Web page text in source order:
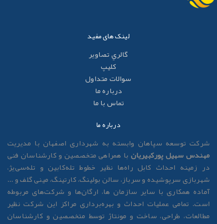
لینک های مفید
گالري تصاوير
کليپ
سوالات متداول
درباره ما
تماس با ما
درباره ما
شرکت توسعه سپاهان وابسته به شهرداری اصفهان با مدیریت
مهندس سهیل پورکبیریانبا همراهی متخصصین و کارشناسان فنی
در زمینه احداث کابل راه‌ها نظیر خطوط تله‌کابین و تله‌سی‌یژ،
شهربازی سرپوشیده و سرباز، سالن بولینگ، کارتینگ، مینی گلف و ...
آماده همکاری با سایر سازمان ها، ارگان‌ها و شرکت‌های مربوطه
است. تمامی عملیات احداث و بهره‌برداری مراکز این شرکت نظیر
مطالعات، طراحی، ساخت و مونتاژ توسط متخصصین و کارشناسان